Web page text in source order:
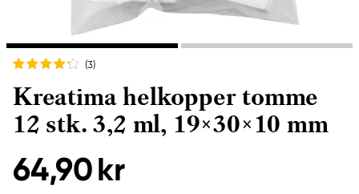
(3)
Kreatima helkopper tomme
12 stk. 3,2 ml, 19×30×10 mm
64,90 kr